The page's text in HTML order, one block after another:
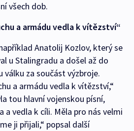
všech dob.
a armádu vedla k vítězství“
Anatolij Kozlov, který se
u Stalingradu a došel až do
válku za součást výzbroje.
a armádu vedla k vítězství,“
tou hlavní vojenskou písní,
a vedla k cíli. Měla pro nás velmi
ji přijali,“ popsal další